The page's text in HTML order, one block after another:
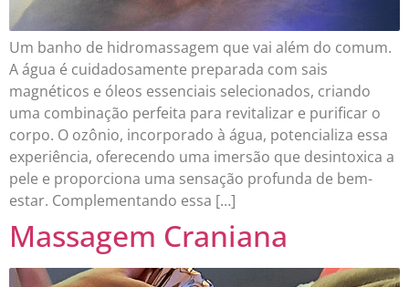
Um banho de hidromassagem que vai além do comum.
A água é cuidadosamente preparada com sais
magnéticos e óleos essenciais selecionados, criando
uma combinação perfeita para revitalizar e purificar o
corpo. O ozônio, incorporado à água, potencializa essa
experiência, oferecendo uma imersão que desintoxica a
pele e proporciona uma sensação profunda de bem-
estar. Complementando essa […]
Massagem Craniana